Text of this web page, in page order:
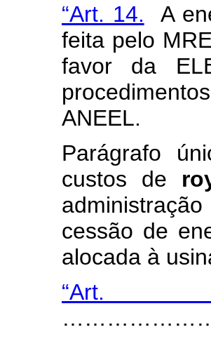
“Art. 14. A
feita pelo
favor da
ANEEL.
Parágrafo
custos de
cessão de
alocada à
“Art.